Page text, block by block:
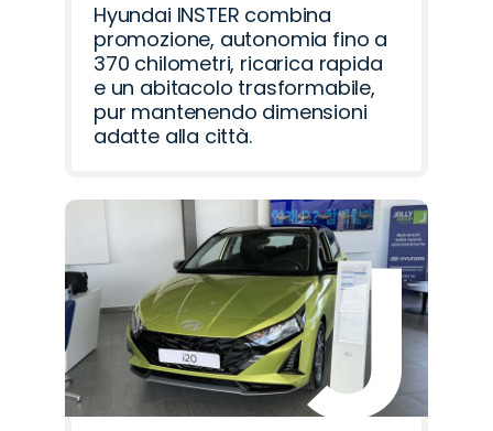
Hyundai INSTER combina
promozione, autonomia fino a
370 chilometri, ricarica rapida
e un abitacolo trasformabile,
pur mantenendo dimensioni
adatte alla città.